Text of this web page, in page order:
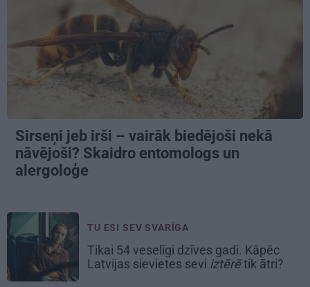
Sirseņi jeb irši – vairāk biedējoši nekā
nāvējoši? Skaidro entomologs un
alergoloģe
TU ESI SEV SVARĪGA
Tikai 54 veselīgi dzīves gadi. Kāpēc
Latvijas sievietes sevi iztērētik ātri?